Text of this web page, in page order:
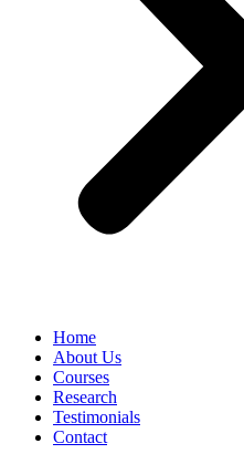
Home
About Us
Courses
Research
Testimonials
Contact